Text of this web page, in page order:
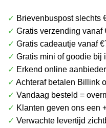
was:
€ 19.99.
is:
€ 15.99.
✓ Brievenbuspost slechts
✓ Gratis verzending vanaf
✓ Gratis cadeautje vanaf
✓ Gratis mini of goodie bij
✓ Erkend online
✓ Achteraf betalen Billink
✓ Vandaag besteld =
✓ Klanten geven ons een
✓ Verwachte levertijd